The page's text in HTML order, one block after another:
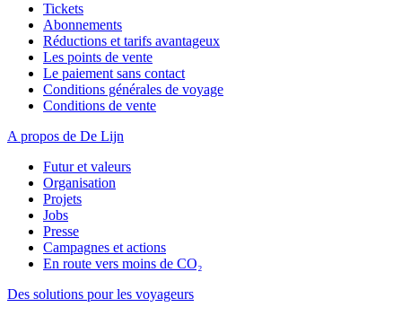
Tickets
Abonnements
Réductions et tarifs avantageux
Les points de vente
Le paiement sans contact
Conditions générales de voyage
Conditions de vente
A propos de De Lijn
Futur et valeurs
Organisation
Projets
Jobs
Presse
Campagnes et actions
En route vers moins de CO₂
Des solutions pour les voyageurs